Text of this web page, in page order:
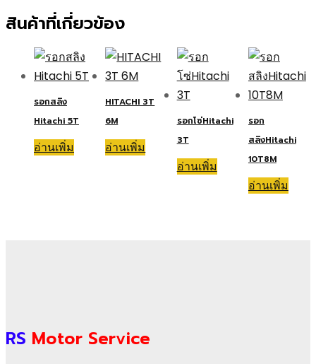
สินค้าที่เกี่ยวข้อง
รอกสลิง
Hitachi 5T
อ่านเพิ่ม
HITACHI 3T
6M
อ่านเพิ่ม
รอกโซ่Hitachi
3T
อ่านเพิ่ม
รอก
สลิงHitachi
10T8M
อ่านเพิ่ม
RS Motor Service